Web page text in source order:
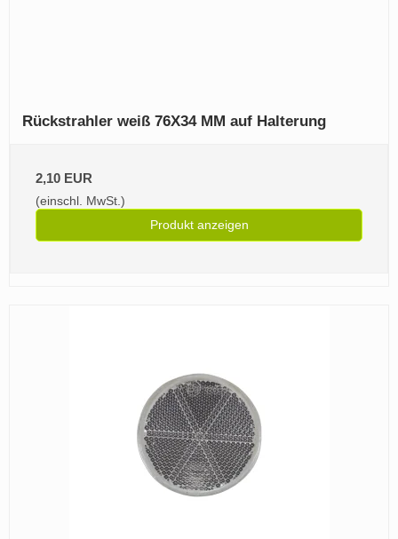
Rückstrahler weiß 76X34 MM auf Halterung
2,10 EUR
(einschl. MwSt.)
Produkt anzeigen